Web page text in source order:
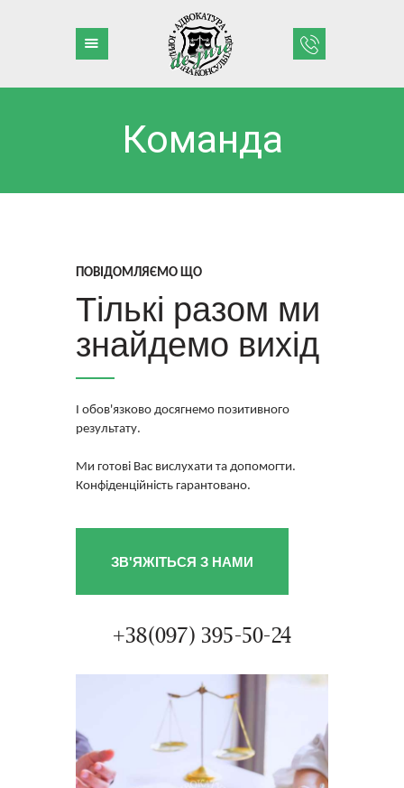
Команда
– ГОЛОВНА
– БЛОГ
– КОНТАКТИ
ПОВІДОМЛЯЄМО ЩО
Тількі разом ми
знайдемо вихід
І обов'язково досягнемо позитивного
результату.
Ми готові Вас вислухати та допомогти.
Конфіденційність гарантовано.
ЗВ'ЯЖІТЬСЯ З НАМИ
+38(097) 395-50-24